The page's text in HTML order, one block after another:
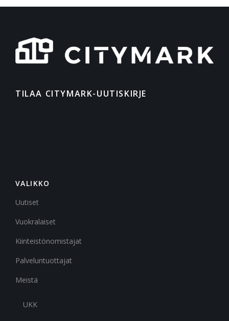
TILAA CITYMARK-UUTISKIRJE
VALIKKO
Uutiset
Vuokralaiset
Kiinteistönomistajat
Palveluntuottajat
Meistä
UKK